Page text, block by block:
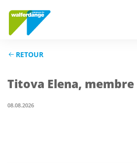
RETOUR
Titova Elena,
08.08.2026